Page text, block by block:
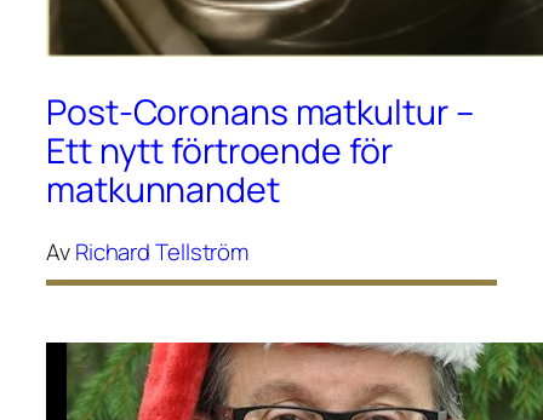
Post-Coronans matkultur –
Ett nytt förtroende för
matkunnandet
AvRichard Tellström